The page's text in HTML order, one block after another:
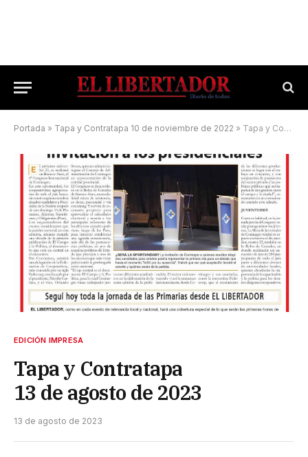
Portada » Tapa y Contratapa 10 de noviembre de 2022 » Tapa y Contratapa 13 de agosto de 2023
EDICIÓN IMPRESA
Tapa y Contratapa
13 de agosto de 2023
13 de agosto de 2023